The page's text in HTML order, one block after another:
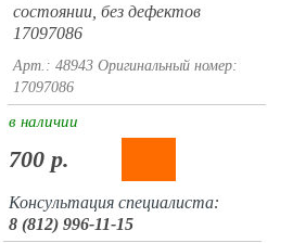
состоянии, без дефектов
17097086
Арт.: 48943 Оригинальный номер:
17097086
в наличии
700 р.
Консультация специалиста:
8 (812) 996-11-15